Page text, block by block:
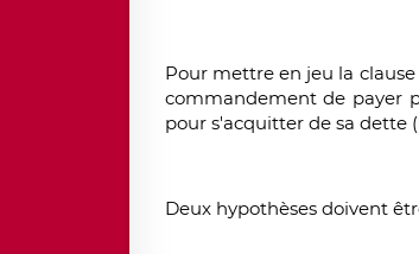
Pour mettre en jeu la
commandement de payer
pour s'acquitter de sa dette
Deux hypothèses doivent